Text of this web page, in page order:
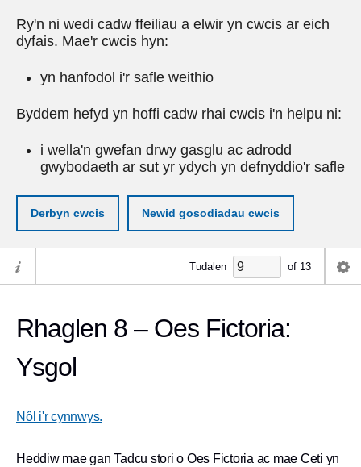
Ry'n ni wedi cadw ffeiliau a elwir yn cwcis ar eich
dyfais. Mae'r cwcis hyn:
yn hanfodol i'r safle weithio
Byddem hefyd yn hoffi cadw rhai cwcis i'n helpu ni:
i wella'n gwefan drwy gasglu ac adrodd
gwybodaeth ar sut yr ydych yn defnyddio'r safle
Derbyn cwcis Newid gosodiadau cwcis
Tudalen of 13
Rhaglen 8 – Oes Fictoria:
Ysgol
Nôl i'r cynnwys.
Heddiw mae gan Tadcu stori o Oes Fictoria ac mae Ceti yn